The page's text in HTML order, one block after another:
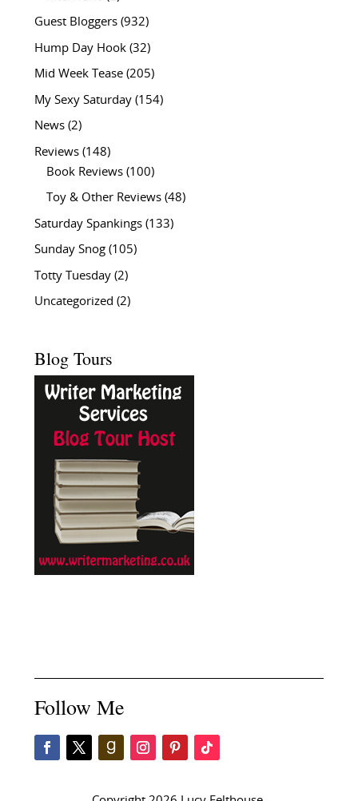
Guest Bloggers(932)
Hump Day Hook(32)
Mid Week Tease(205)
My Sexy Saturday(154)
News(2)
Reviews(148)
Book Reviews(100)
Toy & Other Reviews(48)
Saturday Spankings(133)
Sunday Snog(105)
Totty Tuesday(2)
Uncategorized (2)
Blog Tours
Follow Me